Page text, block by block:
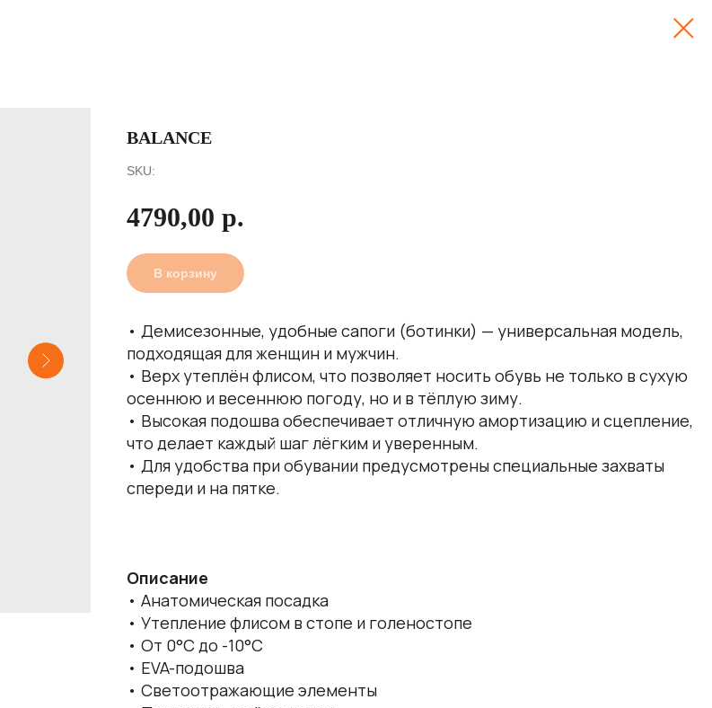
BALANCE
SKU:
4790,00 р.
В корзину
• Демисезонные, удобные сапоги (ботинки) — универсальная модель,
подходящая для женщин и мужчин.
• Верх утеплён флисом, что позволяет носить обувь не только в сухую
осеннюю и весеннюю погоду, но и в тёплую зиму.
• Высокая подошва обеспечивает отличную амортизацию и сцепление,
что делает каждый шаг лёгким и уверенным.
• Для удобства при обувании предусмотрены специальные захваты
спереди и на пятке.
Описание
• Анатомическая посадка
• Утепление флисом в стопе и голеностопе
• От 0°C до -10°C
• EVA-подошва
• Светоотражающие элементы